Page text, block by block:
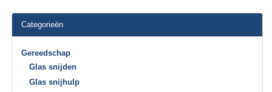
Categorieën
Gereedschap
Glas snijden
Glas snijhulp